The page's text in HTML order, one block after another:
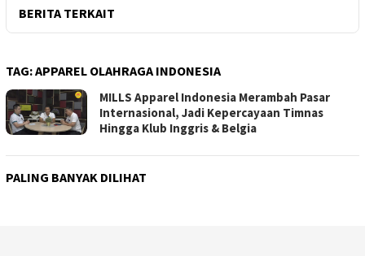
BERITA TERKAIT
TAG:APPAREL OLAHRAGA INDONESIA
MILLS Apparel Indonesia Merambah Pasar
Internasional, Jadi Kepercayaan Timnas
Hingga Klub Inggris & Belgia
PALING BANYAK DILIHAT